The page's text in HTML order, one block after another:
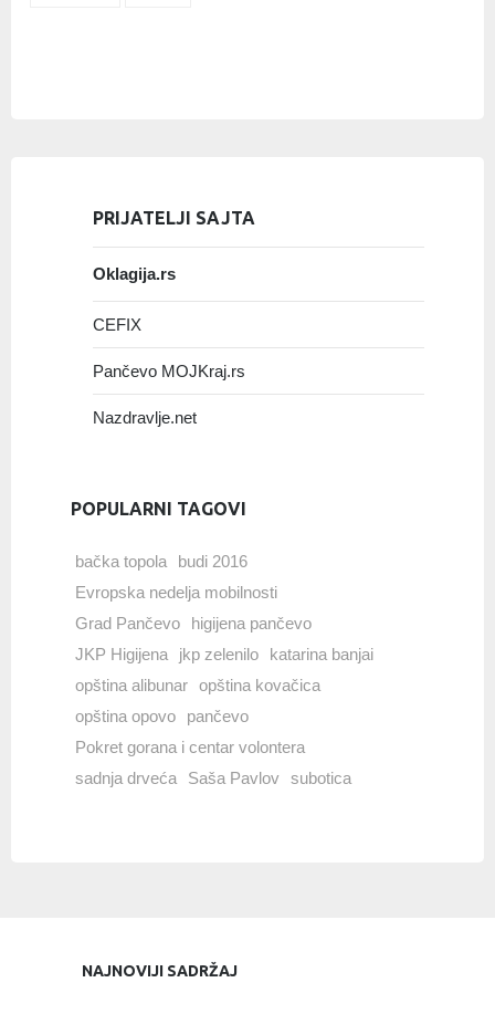
PRIJATELJI SAJTA
Oklagija.rs
CEFIX
Pančevo MOJKraj.rs
Nazdravlje.net
POPULARNI TAGOVI
bačka topola
budi 2016
Evropska nedelja mobilnosti
Grad Pančevo
higijena pančevo
JKP Higijena
jkp zelenilo
katarina banjai
opština alibunar opština kovačica
opština opovo
pančevo
Pokret gorana i centar volontera
sadnja drveća
Saša Pavlov subotica
NAJNOVIJI SADRŽAJ